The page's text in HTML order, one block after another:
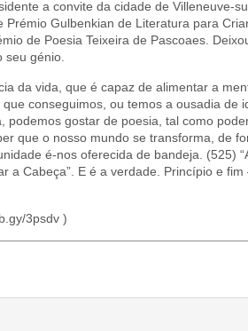
a convite da cidade de Villeneuve-
Gulbenkian de Literatura para
de Poesia Teixeira de Pascoaes.
génio.
da vida, que é capaz de alimentar a
conseguimos, ou temos a ousadia de
gostar de poesia, tal como
que o nosso mundo se transforma, de
é-nos oferecida de bandeja. (525)
a Cabeça”. E é a verdade. Princípio e
3psdv )